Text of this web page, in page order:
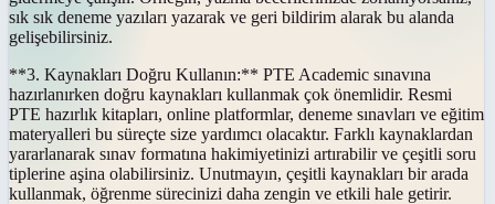
sık sık deneme yazıları yazarak ve geri bildirim alarak bu alanda
gelişebilirsiniz.
**3. Kaynakları Doğru Kullanın:** PTE Academic sınavına
hazırlanırken doğru kaynakları kullanmak çok önemlidir. Resmi
PTE hazırlık kitapları, online platformlar, deneme sınavları ve eğitim
materyalleri bu süreçte size yardımcı olacaktır. Farklı kaynaklardan
yararlanarak sınav formatına hakimiyetinizi artırabilir ve çeşitli soru
tiplerine aşina olabilirsiniz. Unutmayın, çeşitli kaynakları bir arada
kullanmak, öğrenme sürecinizi daha zengin ve etkili hale getirir.